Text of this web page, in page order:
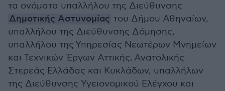
τα ονόματα υπαλλήλου της Διεύθυνσης
Δημοτικής Αστυνομίας του Δήμου Αθηναίων,
υπαλλήλου της Διεύθυνσης Δόμησης,
υπαλλήλου της Υπηρεσίας Νεωτέρων Μνημείων
και Τεχνικών Έργων Αττικής, Ανατολικής
Στερεάς Ελλάδας και Κυκλάδων, υπαλλήλων
της Διεύθυνσης Υγειονομικού Ελέγχου και